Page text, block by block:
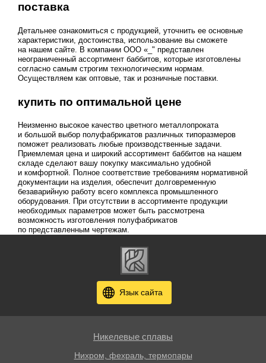
поставка
Детальнее ознакомиться с продукцией, уточнить ее основные
характеристики, достоинства, использование вы сможете
на нашем сайте. В компании ООО «_" представлен
неограниченный ассортимент баббитов, которые изготовлены
согласно самым строгим технологическим нормам.
Осуществляем как оптовые, так и розничные поставки.
купить по оптимальной цене
Неизменно высокое качество цветного металлопроката
и большой выбор полуфабрикатов различных типоразмеров
поможет реализовать любые производственные задачи.
Приемлемая цена и широкий ассортимент баббитов на нашем
складе сделают вашу покупку максимально удобной
и комфортной. Полное соответствие требованиям нормативной
документации на изделия, обеспечит долговременную
безаварийную работу всего комплекса промышленного
оборудования. При отсутствии в ассортименте продукции
необходимых параметров может быть рассмотрена
возможность изготовления полуфабрикатов
по представленным чертежам.
Язык сайта
Никелевые сплавы
Нихром, фехраль, термопары